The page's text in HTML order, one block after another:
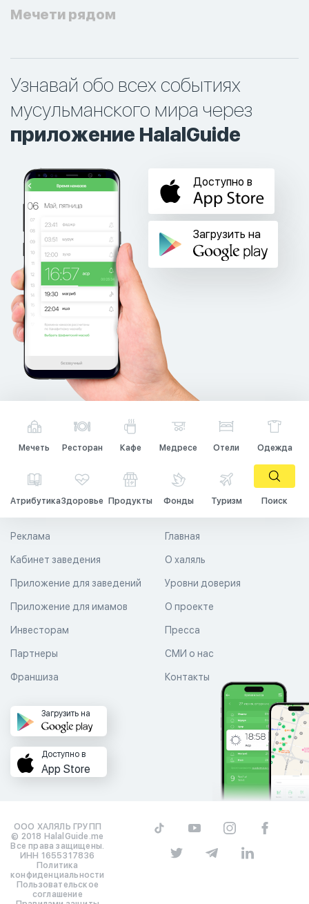
Мечети рядом
Узнавай обо всех событиях
мусульманского мира через
приложение HalalGuide
Доступно в
Загрузить на
Мечеть Ресторан Кафе Медресе Отели Одежда
АтрибутикаЗдоровье Продукты Фонды Туризм Поиск
Главная
О халяль
Уровни доверия
Реклама
Кабинет заведения
Приложение для заведений
Приложение для имамов О проекте
Пресса
СМИ о нас
Контакты
Инвесторам
Партнеры
Франшиза
Загрузить на
Доступно в
App Store
ООО ХАЛЯЛЬ ГРУПП
© 2018 HalalGuide.me
Все права защищены.
ИНН 1655317836
Политика
конфиденциальности
Пользовательское
соглашение